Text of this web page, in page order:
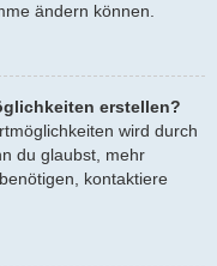
ändern können.
erstellen?
wird durch
du glaubst, mehr
kontaktiere